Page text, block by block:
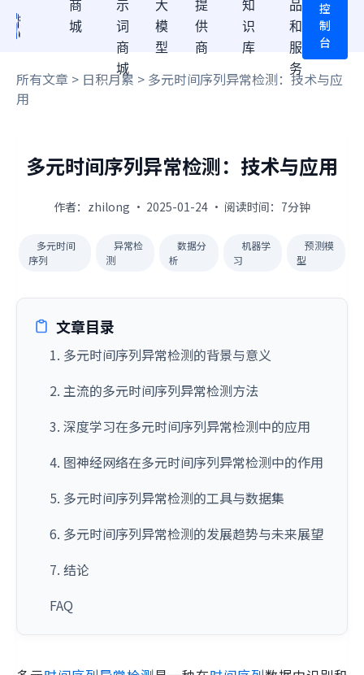
商
城
示
词
商
城
大
模
型
提
供
商
知
识
库
品
和
服
务
控
制
台
所有文章 > 日积月累 > 多元时间序列异常检测：技术与应
用
多元时间序列异常检测：技术与应用
作者：zhilong · 2025-01-24 · 阅读时间：7分钟
多元时间
序列
异常检
测
数据分
析
机器学
习
预测模
型
文章目录
1. 多元时间序列异常检测的背景与意义
2. 主流的多元时间序列异常检测方法
3. 深度学习在多元时间序列异常检测中的应用
4. 图神经网络在多元时间序列异常检测中的作用
5. 多元时间序列异常检测的工具与数据集
6. 多元时间序列异常检测的发展趋势与未来展望
7. 结论
FAQ